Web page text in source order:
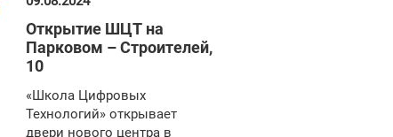
Открытие ШЦТ на
Парковом – Строителей,
10
«Школа Цифровых
Технологий» открывает
двери нового центра в